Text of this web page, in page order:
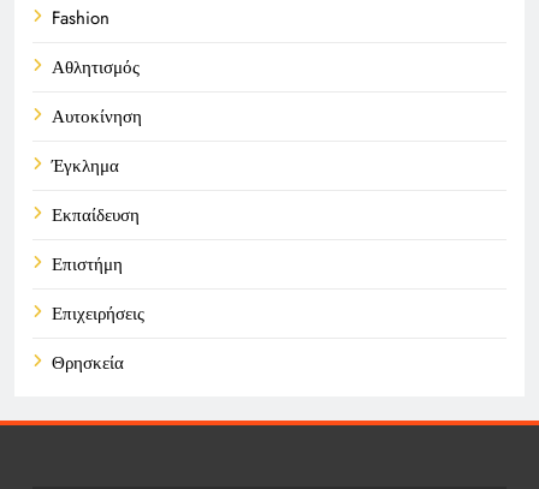
Fashion
Αθλητισμός
Αυτοκίνηση
Έγκλημα
Εκπαίδευση
Επιστήμη
Επιχειρήσεις
Θρησκεία